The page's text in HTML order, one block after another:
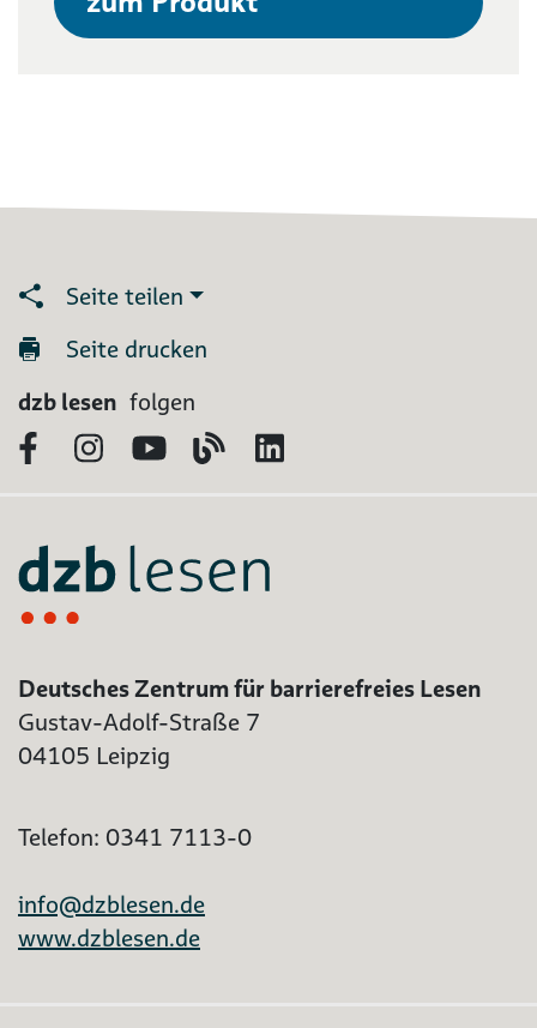
Seite teilen
Seite drucken
dzb lesen folgen
FacebookInstagram
YouTubeBlog
Deutsches Zentrum für barrierefreies Lesen
Gustav-Adolf-Straße 7
04105 Leipzig
Telefon: 0341 7113-0
info@dzblesen.de
www.dzblesen.de